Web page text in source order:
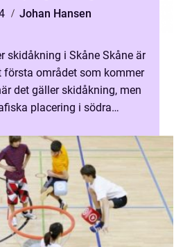
Johan Hansen
skidåkning i Skåne Skåne är
första området som kommer
det gäller skidåkning, men
placering i södra